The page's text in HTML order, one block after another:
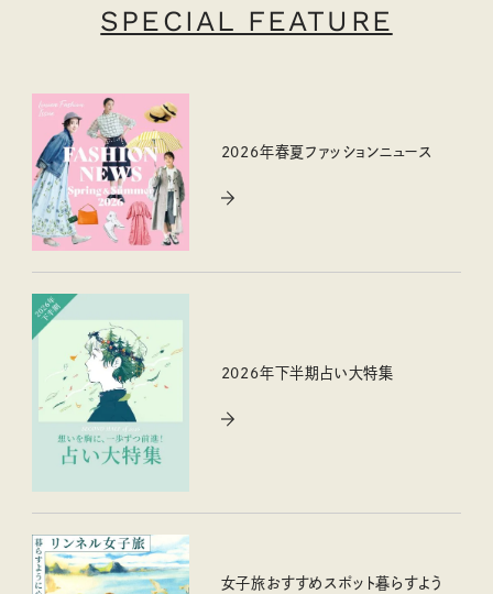
SPECIAL FEATURE
2026年春夏ファッションニュース
2026年下半期占い大特集
女子旅おすすめスポット暮らすよう